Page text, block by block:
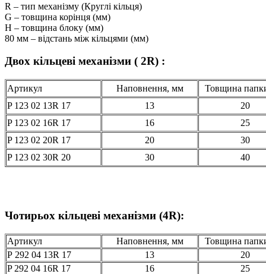
R – тип механізму (Круглі кільця)
G – товщина корінця (мм)
H – товщина блоку (мм)
80 мм – відстань між кільцями (мм)
Двох кільцеві механізми ( 2R) :
Артикул Наповнення, мм
Товщина
P 123 02 13R 17
13
20
P 123 02 16R 17
16
25
P 123 02 20R 17
20
30
P 123 02 30R 20
30 40
Чотирьох кільцеві механізми (4R):
Артикул Наповнення, мм
Товщина
P 292 04 13R 17
13
20
P 292 04 16R 17
16
25